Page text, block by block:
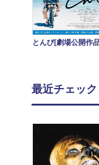
とんび[劇場公開作
最近チェッ